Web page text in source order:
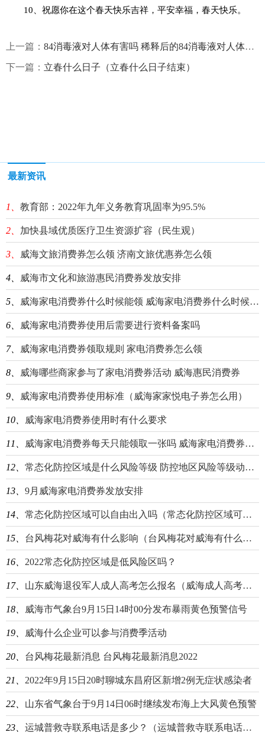
10、祝愿你在这个春天快乐吉祥，平安幸福，春天快乐。
上一篇： 84消毒液对人体有害吗 稀释后的84消毒液对人体有害吗
下一篇： 立春什么日子（立春什么日子结束）
最新资讯
1、 教育部：2022年九年义务教育巩固率为95.5%
2、 加快县域优质医疗卫生资源扩容（民生观）
3、 威海文旅消费券怎么领 济南文旅优惠券怎么领
4、 威海市文化和旅游惠民消费券发放安排
5、 威海家电消费券什么时候能领 威海家电消费券什么时候能领到
6、 威海家电消费券使用后需要进行资料备案吗
7、 威海家电消费券领取规则 家电消费券怎么领
8、 威海哪些商家参与了家电消费券活动 威海惠民消费券
9、 威海家电消费券使用标准（威海家家悦电子券怎么用）
10、 威海家电消费券使用时有什么要求
11、 威海家电消费券每天只能领取一张吗 威海家电消费券每天只能领取一张吗是真的吗
12、 常态化防控区域是什么风险等级 防控地区风险等级动态管理
13、 9月威海家电消费券发放安排
14、 常态化防控区域可以自由出入吗（常态化防控区域可以去外地吗）
15、 台风梅花对威海有什么影响（台风梅花对威海有什么影响没）
16、 2022常态化​防控区域是低风​险区吗？
17、 山东威海退役军人成人高考怎么报名（威海成人高考去哪里报名）
18、 威海市气象台9月15日14时00分发布暴雨黄色预警信号
19、 威海什么企业可以参与消费季活动
20、 台风梅花最新消息 台风梅花最新消息2022
21、 2022年9月15日20时聊城东昌府区新增2例无症状感染者
22、 山东省气象台于9月14日06时继续发布海上大风黄色预警
23、 运城普救寺联系电话是多少？（运城普救寺联系电话是多少号）